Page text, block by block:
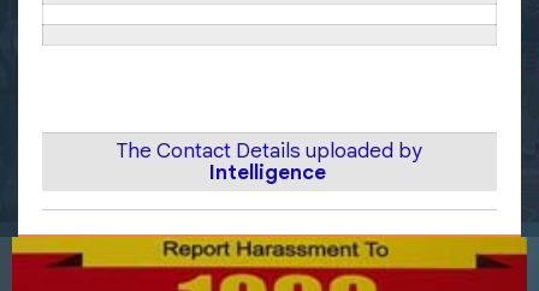
The Contact Details uploaded by
Intelligence